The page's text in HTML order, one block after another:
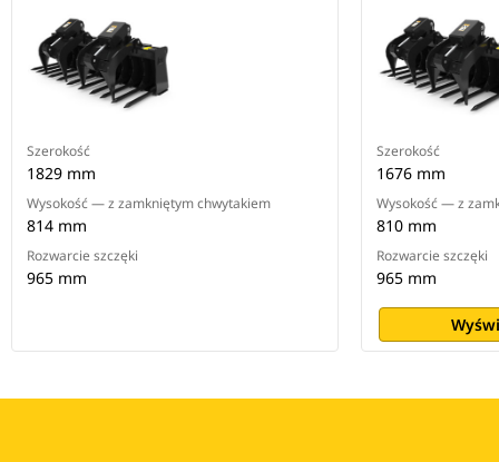
Szerokość
1829 mm
Wysokość — z zamkniętym chwytakiem
814 mm
Rozwarcie szczęki
965 mm
Szerokość
1676 mm
Wysokość — z
810 mm
Rozwarcie szczęki
965 mm